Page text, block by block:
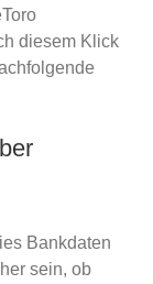
diesem Klick
Bankdaten
sein, ob